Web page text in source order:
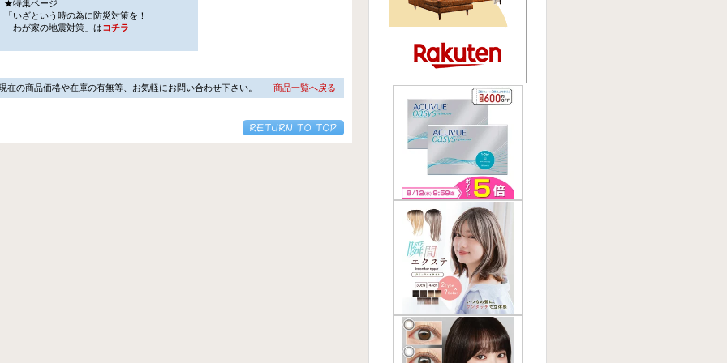
★特集ページ
「いざという時の為に防災対策を！
わが家の地震対策」はコチラ
在の商品価格や在庫の有無等、お気軽にお問い合わせ下さい。 商品一覧へ戻る